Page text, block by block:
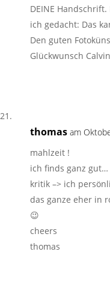
DEINE
ich gedacht: Das
Den guten
Glückwunsch
thomas am
mahlzeit !
ich finds ganz gut…
kritik –> ich
das ganze eher in
😉
cheers
thomas